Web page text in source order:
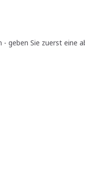
geben Sie zuerst eine